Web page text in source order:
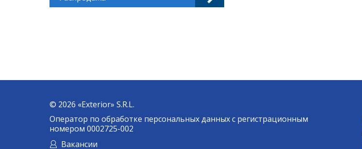
© 2026 «Exterior» S.R.L.
Оператор по обработке персональных данных c регистрационным
номером 0002725-002
Вакансии